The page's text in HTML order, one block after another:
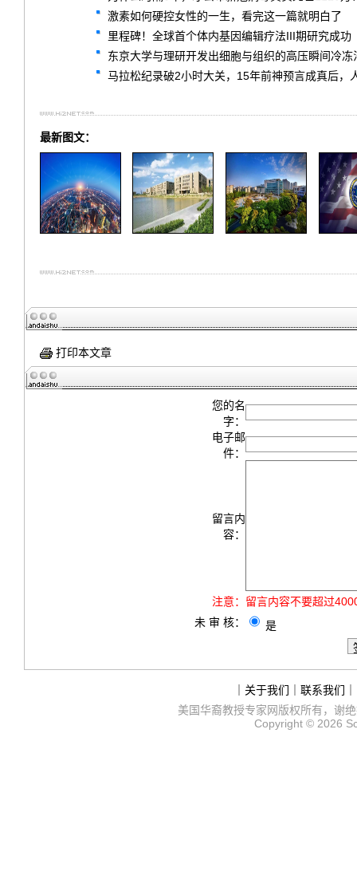
激素如何硬控女性的一生，看完这一篇就明白了
里程碑！全球首个体内基因编辑疗法III期研究成功
东京大学与理研开发出细胞与组织的高压瞬间冷
马拉松纪录破2小时大关，15年前神预言成真后，
最新图文：
打印本文章
您的名
字：
电子邮
件：
留言内
容：
注意： 留言内容不要超过
未 审 核：
是
关于我们 联系我们
美国华裔教授专家网版权所有，谢
Copyright © 2026